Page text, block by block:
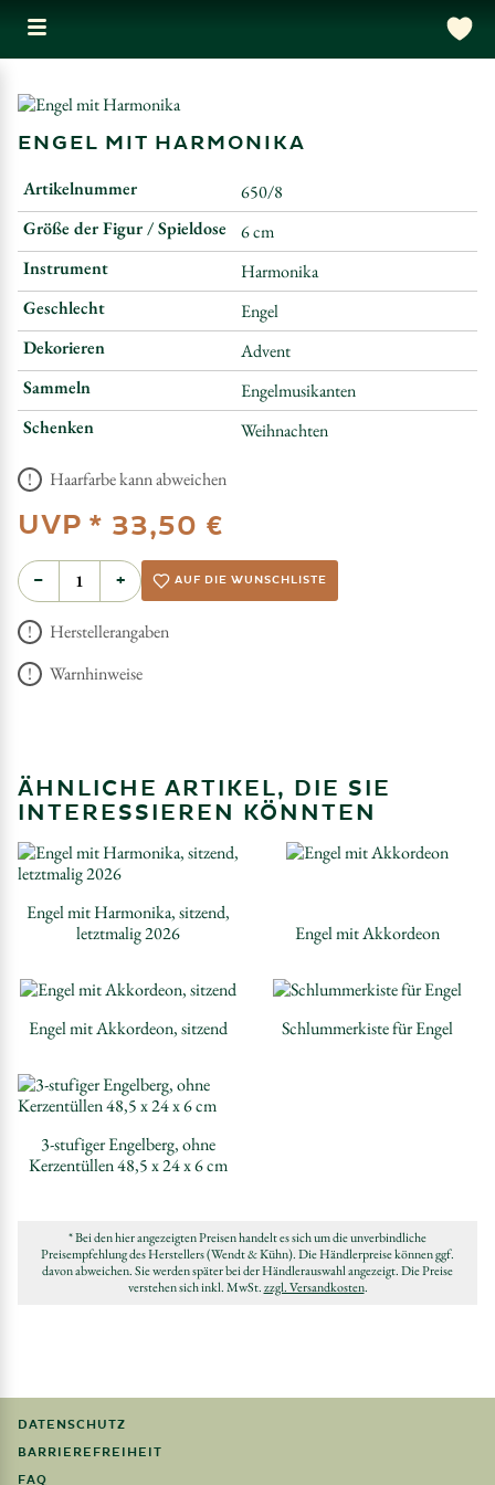
ENGEL MIT HARMONIKA
Artikelnummer
650/8
Größe der Figur / Spieldose
6 cm
Instrument
Harmonika
Geschlecht
Engel
Dekorieren
Advent
Sammeln
Engelmusikanten
Schenken
Weihnachten
Haarfarbe kann abweichen
UVP * 33,50 €
− + AUF DIE WUNSCHLISTE
Herstellerangaben
Warnhinweise
ÄHNLICHE ARTIKEL, DIE SIE
INTERESSIEREN KÖNNTEN
Engel mit Harmonika, sitzend,
letztmalig 2026
Engel mit Akkordeon
Engel mit Akkordeon, sitzend Schlummerkiste für Engel
3-stufiger Engelberg, ohne
Kerzentüllen 48,5 x 24 x 6 cm
* Bei den hier angezeigten Preisen handelt es sich um die unverbindliche
Preisempfehlung des Herstellers (Wendt & Kühn). Die Händlerpreise können ggf.
davon abweichen. Sie werden später bei der Händlerauswahl angezeigt. Die Preise
verstehen sich inkl. MwSt.zzgl. Versandkosten.
DATENSCHUTZ
BARRIEREFREIHEIT
FAQ